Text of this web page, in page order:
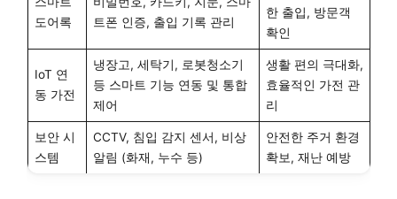
도어록
트폰 인증, 출입 기록 관리
한 출입, 방문객
확인
IoT 연
동 가전
냉장고, 세탁기, 로봇청소기
등 스마트 기능 연동 및 통합
제어
생활 편의 극대화,
효율적인 가전 관
리
보안 시
스템
CCTV, 침입 감지 센서, 비상
알림 (화재, 누수 등)
안전한 주거 환경
확보, 재난 예방